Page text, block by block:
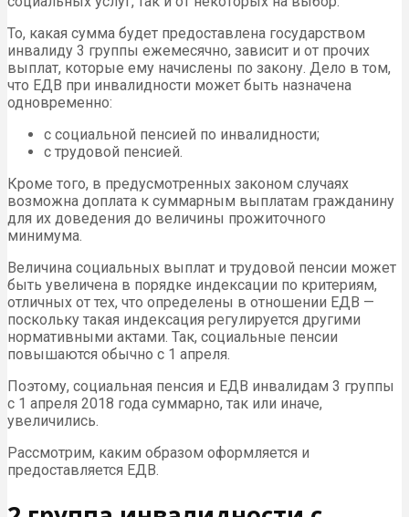
То, какая сумма будет предоставлена государством
инвалиду 3 группы ежемесячно, зависит и от прочих
выплат, которые ему начислены по закону. Дело в том,
что ЕДВ при инвалидности может быть назначена
одновременно:
с социальной пенсией по инвалидности;
с трудовой пенсией.
Кроме того, в предусмотренных законом случаях
возможна доплата к суммарным выплатам гражданину
для их доведения до величины прожиточного
минимума.
Величина социальных выплат и трудовой пенсии может
быть увеличена в порядке индексации по критериям,
отличных от тех, что определены в отношении ЕДВ —
поскольку такая индексация регулируется другими
нормативными актами. Так, социальные пенсии
повышаются обычно с 1 апреля.
Поэтому, социальная пенсия и ЕДВ инвалидам 3 группы
с 1 апреля 2018 года суммарно, так или иначе,
увеличились.
Рассмотрим, каким образом оформляется и
предоставляется ЕДВ.